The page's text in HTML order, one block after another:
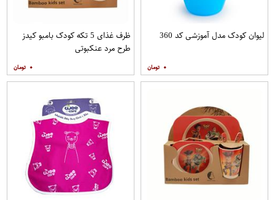
لیوان کودک مدل آموزشی کد 360
۰
ظرف غذای 5 تکه کودک بامبو کیدز
طرح مرد عنکبوتی
۰